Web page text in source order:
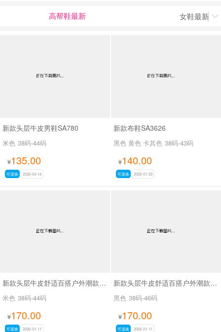
高帮鞋最新 女鞋最新上

新款头层牛皮男鞋SA780
米色 38码-44码
¥135.00
可退换 2026-04-14
新款布鞋SA3626
黑色 黄色 卡其色 38码-43码
¥140.00
可退换 2026-01-29
新款头层牛皮舒适百搭户外潮款高邦板鞋SAA60395
米色 38码-44码
¥170.00
可退换 2026-01-11
新款头层牛皮舒适百搭户外潮款高邦板鞋SAA9650
黑色 38码-46码
¥170.00
可退换 2026-01-11